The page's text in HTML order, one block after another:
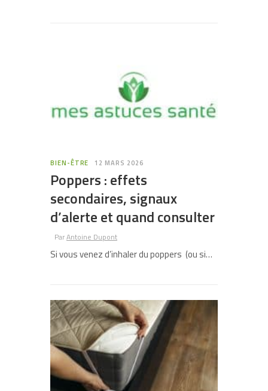
BIEN-ÊTRE 12 MARS 2026
Poppers : effets
secondaires, signaux
d’alerte et quand consulter
ParAntoine Dupont
Si vous venez d’inhaler du poppers (ou si…